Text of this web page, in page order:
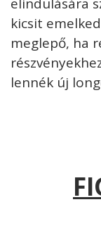
kicsit
meglepő, ha
lennék új